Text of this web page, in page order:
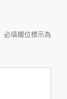
必填欄位標示為